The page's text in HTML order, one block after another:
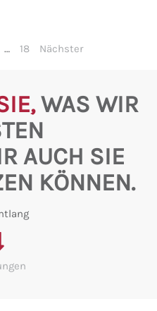
… 18 Nächster
WAS WIR
AUCH SIE
KÖNNEN.